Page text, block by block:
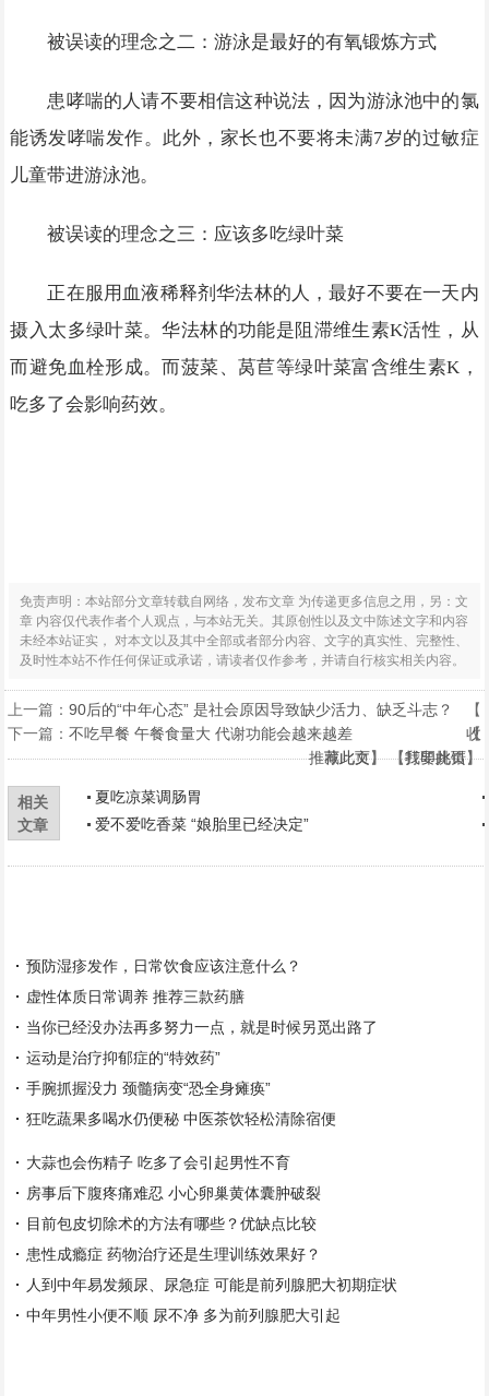
被误读的理念之二：游泳是最好的有氧锻炼方式
患哮喘的人请不要相信这种说法，因为游泳池中的氯
能诱发哮喘发作。此外，家长也不要将未满7岁的过敏症
儿童带进游泳池。
被误读的理念之三：应该多吃绿叶菜
正在服用血液稀释剂华法林的人，最好不要在一天内
摄入太多绿叶菜。华法林的功能是阻滞维生素K活性，从
而避免血栓形成。而菠菜、莴苣等绿叶菜富含维生素K，
吃多了会影响药效。
免责声明：本站部分文章转载自网络，发布文章 为传递更多信息之用，另：文
章 内容仅代表作者个人观点，与本站无关。其原创性以及文中陈述文字和内容
未经本站证实， 对本文以及其中全部或者部分内容、文字的真实性、完整性、
及时性本站不作任何保证或承诺，请读者仅作参考，并请自行核实相关内容。
上一篇：90后的“中年心态” 是社会原因导致缺少活力、缺乏斗志？
下一篇：不吃早餐 午餐食量大 代谢功能会越来越差
【
收
藏此页】 【打印此页】
【
推荐此文】 【我要挑错】
相关
文章
夏吃凉菜调肠胃
爱不爱吃香菜 “娘胎里已经决定”
预防湿疹发作，日常饮食应该注意什么？
虚性体质日常调养 推荐三款药膳
当你已经没办法再多努力一点，就是时候另觅出路了
运动是治疗抑郁症的“特效药”
手腕抓握没力 颈髓病变“恐全身瘫痪”
狂吃蔬果多喝水仍便秘 中医茶饮轻松清除宿便
大蒜也会伤精子 吃多了会引起男性不育
房事后下腹疼痛难忍 小心卵巢黄体囊肿破裂
目前包皮切除术的方法有哪些？优缺点比较
患性成瘾症 药物治疗还是生理训练效果好？
人到中年易发频尿、尿急症 可能是前列腺肥大初期症状
中年男性小便不顺 尿不净 多为前列腺肥大引起